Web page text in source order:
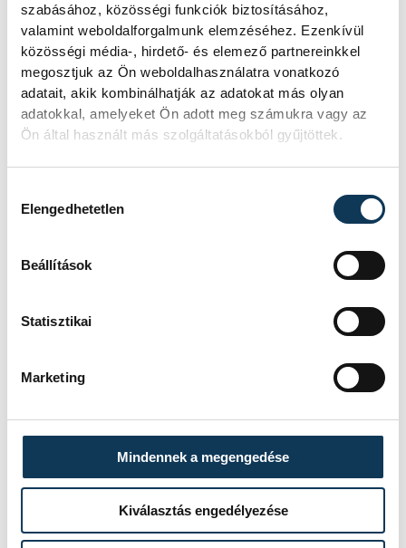
szabásához, közösségi funkciók biztosításához,
valamint weboldalforgalmunk elemzéséhez. Ezenkívül
közösségi média-, hirdető- és elemező partnereinkkel
megosztjuk az Ön weboldalhasználatra vonatkozó
adatait, akik kombinálhatják az adatokat más olyan
adatokkal, amelyeket Ön adott meg számukra vagy az
Ön által használt más szolgáltatásokból gyűjtöttek.
Elengedhetetlen
Beállítások
Statisztikai
Marketing
Mindennek a megengedése
Kiválasztás engedélyezése
Baka Andrást jelöli
parlamenti frakciója
Baka Andrást, a Legfelsőbb Bíróság
korábbi elnökét jelöli köztársasági
elnöknek a Tisza párt parlamenti
frakciója.